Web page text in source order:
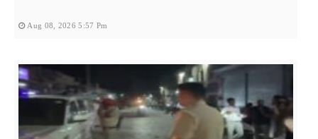
Aug 08, 2026 5:57 Pm